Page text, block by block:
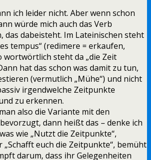
ich leider nicht. Aber wenn schon
würde mich auch das Verb
das dabeisteht. Im Lateinischen steht
tempus“ (redimere = erkaufen,
wortwörtlich steht da „die Zeit
hat das schon was damit zu tun,
(vermutlich „Mühe“) und nicht
irgendwelche Zeitpunkte
zu erkennen.
also die Variante mit den
dann heißt das – denke ich
wie „Nutzt die Zeitpunkte“,
„Schafft euch die Zeitpunkte“, bemüht
darum, dass ihr Gelegenheiten